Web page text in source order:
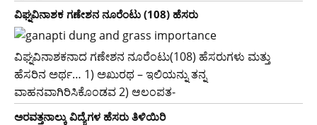
ವಿಘ್ನವಿನಾಶಕ ಗಣೇಶನ ನೂರೆಂಟು (108) ಹೆಸರು
ವಿಘ್ನವಿನಾಶಕನಾದ ಗಣೇಶನ ನೂರೆಂಟು(108) ಹೆಸರುಗಳು ಮತ್ತು
ಹೆಸರಿನ ಅರ್ಥ… 1) ಅಖುರಥ – ಇಲಿಯನ್ನು ತನ್ನ
ವಾಹನವಾಗಿರಿಸಿಕೊಂಡವ 2) ಆಲಂಪತ-
ಅರವತ್ತನಾಲ್ಕು ವಿದ್ಯೆಗಳ ಹೆಸರು ತಿಳಿಯಿರಿ